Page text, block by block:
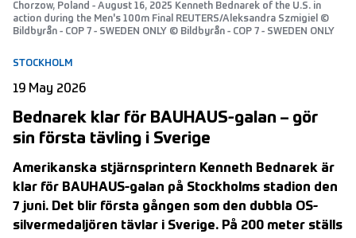
Chorzow, Poland - August 16, 2025 Kenneth Bednarek of the U.S. in
action during the Men's 100m Final REUTERS/Aleksandra Szmigiel ©
Bildbyrån - COP 7 - SWEDEN ONLY © Bildbyrån - COP 7 - SWEDEN ONLY
STOCKHOLM
19 May 2026
Bednarek klar för BAUHAUS-galan – gör
sin första tävling i Sverige
Amerikanska stjärnsprintern Kenneth Bednarek är
klar för BAUHAUS-galan på Stockholms stadion den
7 juni. Det blir första gången som den dubbla OS-
silvermedaljören tävlar i Sverige. På 200 meter ställs